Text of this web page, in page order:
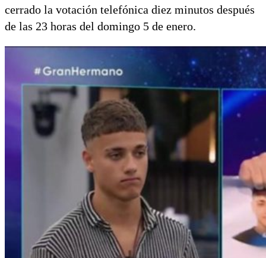
cerrado la votación telefónica diez minutos después
de las 23 horas del domingo 5 de enero.